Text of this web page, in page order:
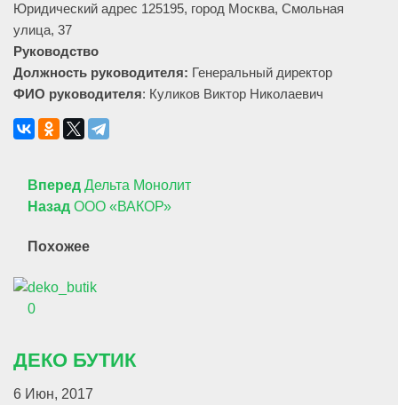
Юридический адрес 125195, город Москва, Смольная
улица, 37
Руководство
Должность руководителя: Генеральный директор
ФИО руководителя: Куликов Виктор Николаевич
Вперед Дельта Монолит
Назад ООО «ВАКОР»
Похожее
0
ДЕКО БУТИК
6 Июн, 2017